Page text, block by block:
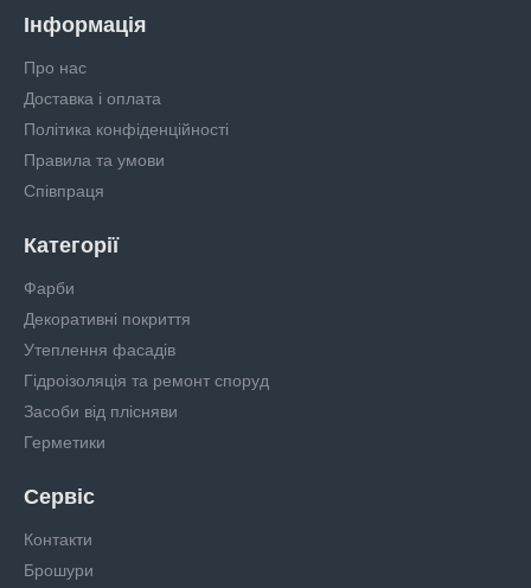
Інформація
Про нас
Доставка і оплата
Політика конфіденційності
Правила та умови
Співпраця
Категорії
Фарби
Декоративні покриття
Утеплення фасадів
Гідроізоляція та ремонт споруд
Засоби від плісняви
Герметики
Сервіс
Контакти
Брошури